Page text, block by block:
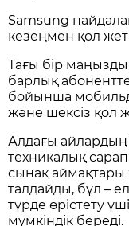
Samsung
кезеңмен қол
Тағы бір маңызды
барлық
бойынша
және шексіз қол
Алдағы айлардың
техникалық
сынақ
талдайды, бұл –
түрде өрістету
мүмкіндік береді.